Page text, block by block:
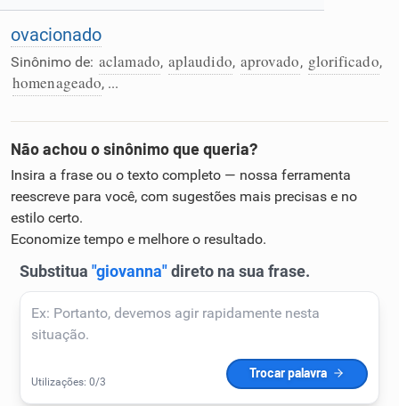
Resumir Texto
Corrigir Texto
Humanizador de IA
Cata-letras
Conexões
Caça-palavras
ovacionado
Sinônimo de: aclamado, aplaudido, aprovado, glorificado,
homenageado, ...
Não achou o sinônimo que queria?
Insira a frase ou o texto completo — nossa ferramenta
reescreve para você, com sugestões mais precisas e no
estilo certo.
Economize tempo e melhore o resultado.